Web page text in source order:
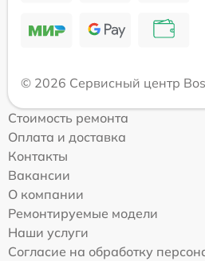
© 2026 Сервисный центр
Стоимость ремонта
Оплата и доставка
Контакты
Вакансии
О компании
Ремонтируемые модели
Наши услуги
Согласие на обработку